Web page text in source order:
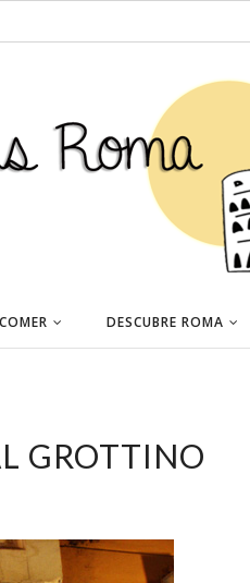
COMER DESCUBRE ROMA
GROTTINO